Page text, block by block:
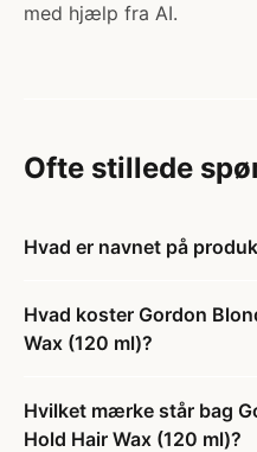
med hjælp fra AI.
Ofte stillede
Hvad er navnet på
Hvad koster Gordon
Wax (120 ml)?
Hvilket mærke står bag
Hold Hair Wax (120 ml)?